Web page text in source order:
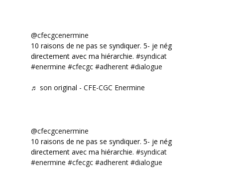
@cfecgcenermine
10 raisons de ne pas se syndiquer. 5- je négocie
directement avec ma hiérarchie. #syndicat
#enermine #cfecgc #adherent #dialogue
♬ son original - CFE-CGC Enermine
@cfecgcenermine
10 raisons de ne pas se syndiquer. 5- je négocie
directement avec ma hiérarchie. #syndicat
#enermine #cfecgc #adherent #dialogue